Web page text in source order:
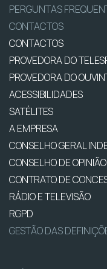
PERGUNTAS
CONTACTOS
CONTACTOS
PROVEDORA DO
PROVEDORA DO
ACESSIBILIDADES
SATÉLITES
A EMPRESA
CONSELHO GERAL
CONSELHO DE OPINIÃO
CONTRATO DE
RÁDIO E TELEVISÃO
RGPD
GESTÃO DAS